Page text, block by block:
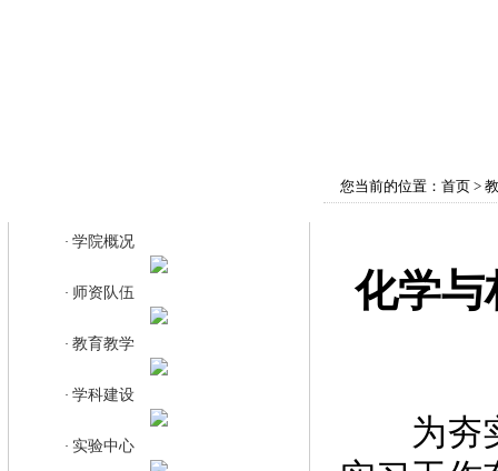
· 学院概况
· 师资队伍
· 教育教学
· 学科建设
· 实验中心
您当前的位置： 首页 >
化学与
为夯实